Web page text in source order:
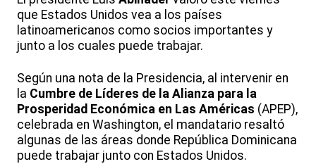
que Estados Unidos vea a los países
latinoamericanos como socios importantes y
junto a los cuales puede trabajar.
Según una nota de la Presidencia, al intervenir en
la Cumbre de Líderes de la Alianza para la
Prosperidad Económica en Las Américas (APEP),
celebrada en Washington, el mandatario resaltó
algunas de las áreas donde República Dominicana
puede trabajar junto con Estados Unidos.